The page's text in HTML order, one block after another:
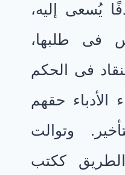
يُسعى إليه،
فى طلبها،
فى الحكم
الأدباء حقهم
وتوالت
ككتب